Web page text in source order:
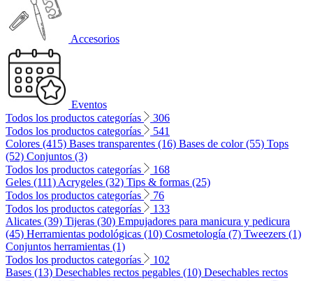
Accesorios
Eventos
Todos los productos categorías
306
Todos los productos categorías
541
Colores (415) Bases transparentes (16) Bases de color (55) Tops
(52) Conjuntos (3)
Todos los productos categorías
168
Geles (111) Acrygeles (32) Tips & formas (25)
Todos los productos categorías
76
Todos los productos categorías
133
Alicates (39) Tijeras (30) Empujadores para manicura y pedicura
(45) Herramientas podológicas (10) Cosmetología (7) Tweezers (1)
Conjuntos herramientas (1)
Todos los productos categorías
102
Bases (13) Desechables rectos pegables (10) Desechables rectos